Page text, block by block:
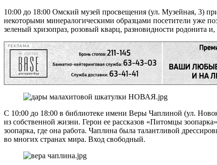
10:00 до 18:00 Омский музей просвещения (ул. Музейная, 3)
некоторыми минералогическими образцами посетители уже
зеленый хризопраз, розовый кварц, разновидности родонита
РЕКЛАМА
С 10:00 до 18:00 в библиотеке имени Веры Чаплиной (ул.
из собственной жизни. Герои ее рассказов «Питомцы
зоопарка, где она работа. Чаплина была талантливой
во многих странах мира. Вход свободный.